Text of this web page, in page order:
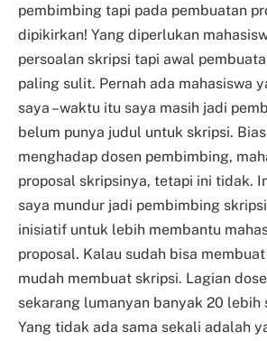
pembimbing tapi pada pembuatan
dipikirkan! Yang diperlukan
persoalan skripsi tapi awal
paling sulit. Pernah ada mahasiswa
saya –waktu itu saya masih jadi
belum punya judul untuk skripsi.
menghadap dosen pembimbing,
proposal skripsinya, tetapi ini tidak.
saya mundur jadi pembimbing
inisiatif untuk lebih membantu
proposal. Kalau sudah bisa
mudah membuat skripsi. Lagian
sekarang lumanyan banyak 20 lebih
Yang tidak ada sama sekali adalah